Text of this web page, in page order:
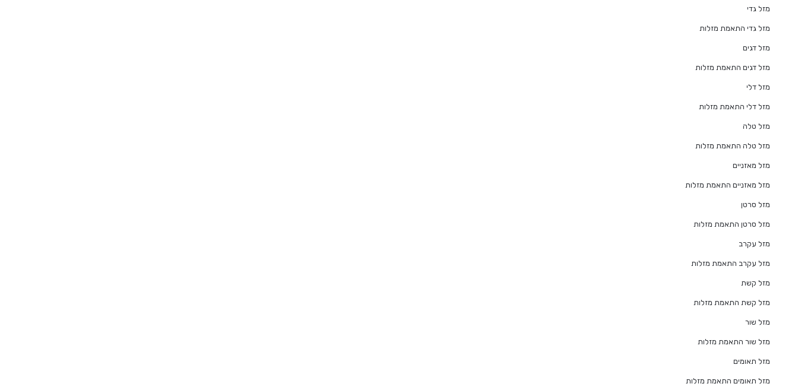
מזל גדי
מזל גדי התאמת מזלות
מזל דגים
מזל דגים התאמת מזלות
מזל דלי
מזל דלי התאמת מזלות
מזל טלה
מזל טלה התאמת מזלות
מזל מאזניים
מזל מאזניים התאמת מזלות
מזל סרטן
מזל סרטן התאמת מזלות
מזל עקרב
מזל עקרב התאמת מזלות
מזל קשת
מזל קשת התאמת מזלות
מזל שור
מזל שור התאמת מזלות
מזל תאומים
מזל תאומים התאמת מזלות